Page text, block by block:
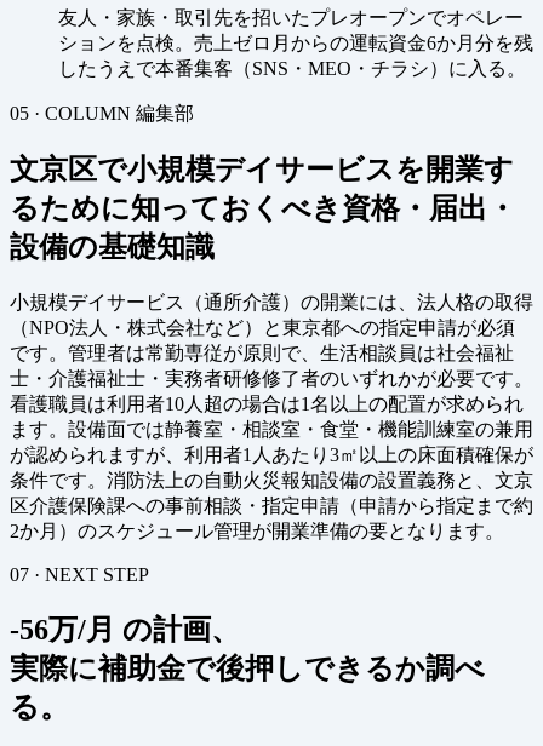
友人・家族・取引先を招いたプレオープンでオペレー
ションを点検。売上ゼロ月からの運転資金6か月分を残
したうえで本番集客（SNS・MEO・チラシ）に入る。
05 · COLUMN 編集部
文京区で小規模デイサービスを開業す
るために知っておくべき資格・届出・
設備の基礎知識
小規模デイサービス（通所介護）の開業には、法人格の取得
（NPO法人・株式会社など）と東京都への指定申請が必須
です。管理者は常勤専従が原則で、生活相談員は社会福祉
士・介護福祉士・実務者研修修了者のいずれかが必要です。
看護職員は利用者10人超の場合は1名以上の配置が求められ
ます。設備面では静養室・相談室・食堂・機能訓練室の兼用
が認められますが、利用者1人あたり3㎡以上の床面積確保が
条件です。消防法上の自動火災報知設備の設置義務と、文京
区介護保険課への事前相談・指定申請（申請から指定まで約
2か月）のスケジュール管理が開業準備の要となります。
07 · NEXT STEP
-56万/月 の計画、
実際に補助金で後押しできるか調べ
る。